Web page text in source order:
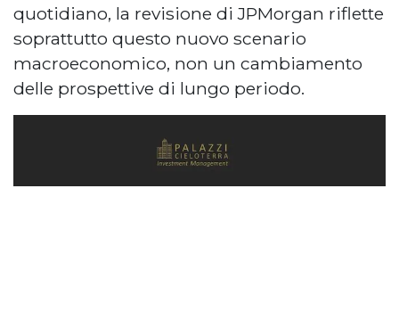
quotidiano, la revisione di JPMorgan riflette
soprattutto questo nuovo scenario
macroeconomico, non un cambiamento
delle prospettive di lungo periodo.